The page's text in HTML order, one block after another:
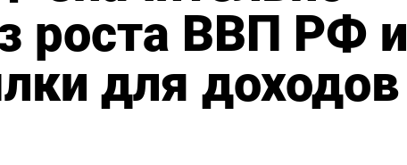
роста ВВП РФ и
для доходов